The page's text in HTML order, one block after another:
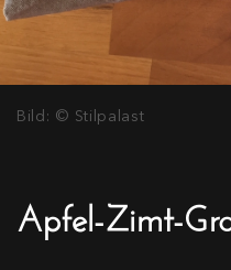
Bild: © Stilpalast
Apfel-Zimt-